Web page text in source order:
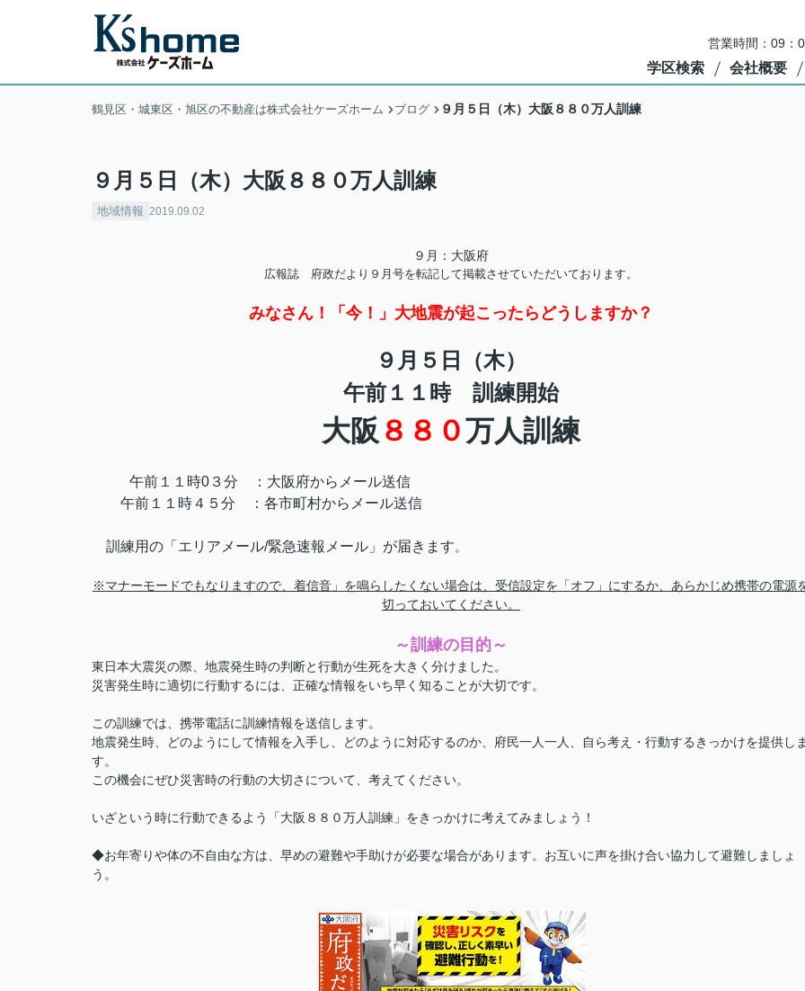
営業時間：09：
学区検索 会社概要
鶴見区・城東区・旭区の不動産は株式会社ケーズホーム ブログ ９月５日（木）大阪８８０万人訓練
９月５日（木）大阪８８０万人訓練
地域情報 2019.09.02
９月：大阪府
広報誌 府政だより９月号を転記して掲載させていただいております。
みなさん！「今！」大地震が起こったらどうしますか？
９月５日（木）
午前１１時 訓練開始
大阪 ８８０万人訓練
午前１１時0３分 ：大阪府からメール送信
午前１１時４５分 ：各市町村からメール送信
訓練用の「エリアメール/緊急速報メール」が届きます。
※マナーモードでもなりますので、着信音」を鳴らしたくない場合は、受信設定を「オフ」にするか、あらかじめ携帯の電源
切っておいてください。
～訓練の目的～
東日本大震災の際、地震発生時の判断と行動が生死を大きく分けました。
災害発生時に適切に行動するには、正確な情報をいち早く知ることが大切です。
この訓練では、携帯電話に訓練情報を送信します。
地震発生時、どのようにして情報を入手し、どのように対応するのか、府民一人一人、自ら考え・行動するきっかけを提供し
す。
この機会にぜひ災害時の行動の大切さについて、考えてください。
いざという時に行動できるよう「大阪８８０万人訓練」をきっかけに考えてみましょう！
◆お年寄りや体の不自由な方は、早めの避難や手助けが必要な場合があります。お互いに声を掛け合い協力して避難しましょ
う。